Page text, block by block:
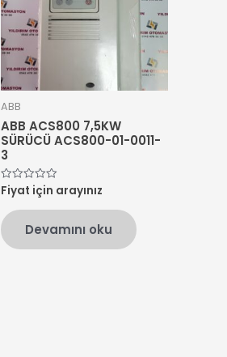
ABB
ABB ACS800 7,5KW
SÜRÜCÜ ACS800-01-0011-
3
5
üzerinden
oy
aldı
Fiyat için arayınız
Devamını oku